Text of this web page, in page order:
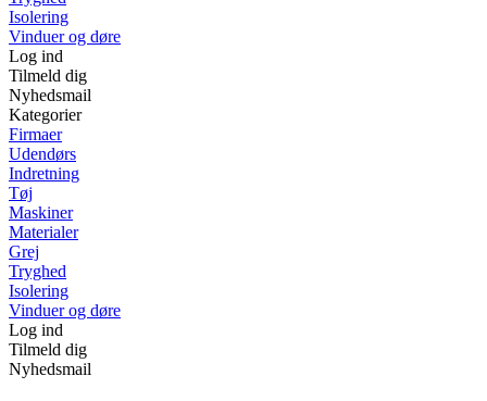
Isolering
Vinduer og døre
Log ind
Tilmeld dig
Nyhedsmail
Kategorier
Firmaer
Udendørs
Indretning
Tøj
Maskiner
Materialer
Grej
Tryghed
Isolering
Vinduer og døre
Log ind
Tilmeld dig
Nyhedsmail